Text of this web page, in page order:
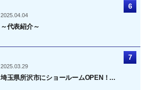
2025.04.04
～代表紹介～
2025.03.29
埼玉県所沢市にショールームOPEN！...